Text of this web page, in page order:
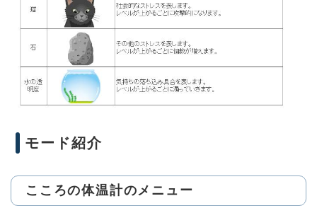
モード紹介
こころの体温計のメニュー